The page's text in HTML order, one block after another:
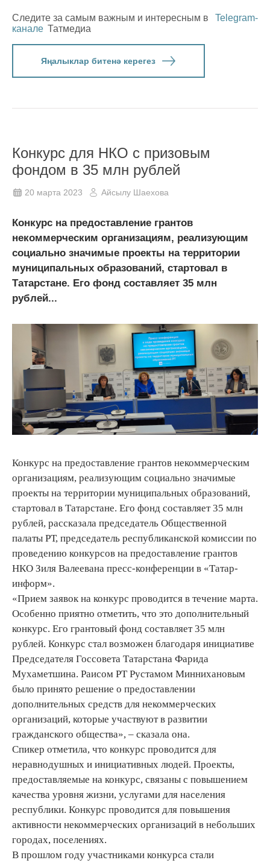
Следите за самым важным и интересным в
Telegram-
канале Татмедиа
Яңалыклар битенә керегез
Конкурс для НКО с призовым
фондом в 35 млн рублей
20 марта 2023 Айсылу Шаехова
Конкурс на предоставление грантов
некоммерческим организациям, реализующим
социально значимые проекты на территории
муниципальных образований, стартовал в
Татарстане. Его фонд составляет 35 млн
рублей...
Конкурс на предоставление грантов некоммерческим
организациям, реализующим социально значимые
проекты на территории муниципальных образований,
стартовал в Татарстане. Его фонд составляет 35 млн
рублей, рассказала председатель Общественной
палаты РТ, председатель республиканской комиссии по
проведению конкурсов на предоставление грантов
НКО Зиля Валеевана пресс-конференции в «Татар-
информ».
«Прием заявок на конкурс проводится в течение марта.
Особенно приятно отметить, что это дополнительный
конкурс. Его грантовый фонд составляет 35 млн
рублей. Конкурс стал возможен благодаря инициативе
Председателя Госсовета Татарстана Фарида
Мухаметшина. Раисом РТ Рустамом Миннихановым
было принято решение о предоставлении
дополнительных средств для некоммерческих
организаций, которые участвуют в развитии
гражданского общества», – сказала она.
Спикер отметила, что конкурс проводится для
неравнодушных и инициативных людей. Проекты,
предоставляемые на конкурс, связаны с повышением
качества уровня жизни, услугами для населения
республики. Конкурс проводится для повышения
активности некоммерческих организаций в небольших
городах, поселениях.
В прошлом году участниками конкурса стали